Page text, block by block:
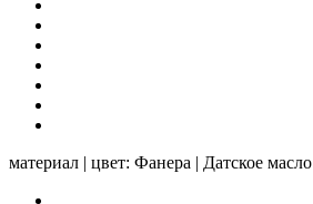
материал | цвет: Фанера | Датское масло